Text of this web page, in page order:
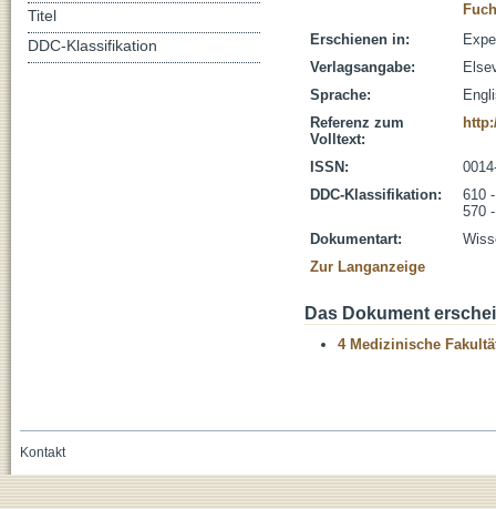
Erschienen in:
Verlagsangabe:
Sprache:
Referenz zum
Volltext:
ISSN:
DDC-Klassifikation:
610
570
Dokumentart:
Zur Langanzeige
Das Dokument
4 Medizinische
Titel
DDC-Klassifikation
Kontakt